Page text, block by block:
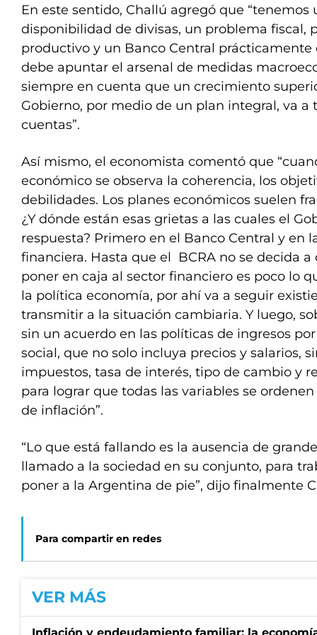
En este sentido, Challú agregó que
disponibilidad de divisas, un problema fiscal,
productivo y un Banco Central prácticamente
debe apuntar el arsenal de medidas
siempre en cuenta que un crecimiento
Gobierno, por medio de un plan integral, va a
cuentas”.
Así mismo, el economista comentó que
económico se observa la coherencia, los
debilidades. Los planes económicos suelen
¿Y dónde están esas grietas a las cuales el
respuesta? Primero en el Banco Central y en
financiera. Hasta que el BCRA no se decida
poner en caja al sector financiero es poco lo
la política economía, por ahí va a seguir
transmitir a la situación cambiaria. Y luego,
sin un acuerdo en las políticas de ingresos
social, que no solo incluya precios y salarios,
impuestos, tasa de interés, tipo de cambio y
para lograr que todas las variables se
de inflación”.
“Lo que está fallando es la ausencia de
llamado a la sociedad en su conjunto, para
poner a la Argentina de pie”, dijo finalmente
Para compartir en redes
VER MÁS